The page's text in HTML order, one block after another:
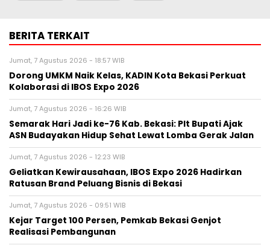
BERITA TERKAIT
Jumat, 7 Agustus 2026 - 18:57 WIB
Dorong UMKM Naik Kelas, KADIN Kota Bekasi Perkuat
Kolaborasi di IBOS Expo 2026
Jumat, 7 Agustus 2026 - 16:26 WIB
‎Semarak Hari Jadi ke-76 Kab. Bekasi: Plt Bupati Ajak
ASN Budayakan Hidup Sehat Lewat Lomba Gerak Jalan
Jumat, 7 Agustus 2026 - 12:23 WIB
‎Geliatkan Kewirausahaan, IBOS Expo 2026 Hadirkan
Ratusan Brand Peluang Bisnis di Bekasi
Jumat, 7 Agustus 2026 - 09:51 WIB
Kejar Target 100 Persen, Pemkab Bekasi Genjot
Realisasi Pembangunan